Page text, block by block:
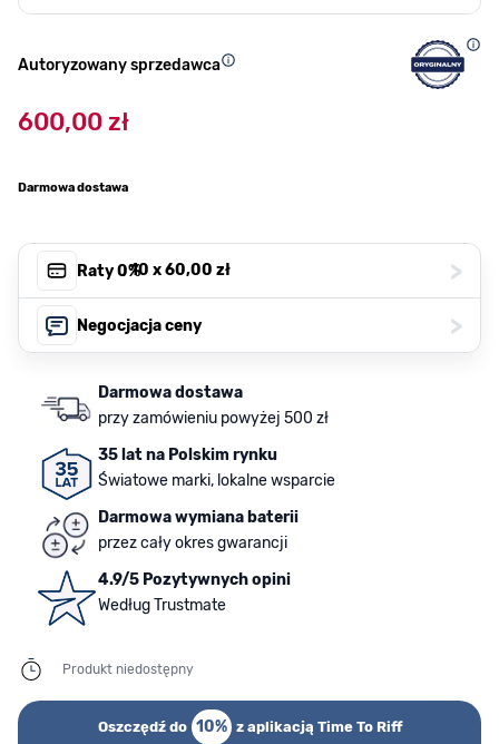
Autoryzowany sprzedawca
600,00 zł
Darmowa dostawa
Raty 0%, 10 x60,00 zł >
Negocjacja ceny >
Darmowa dostawa
przy zamówieniu powyżej 500 zł
35 lat na Polskim rynku
Światowe marki, lokalne wsparcie
Darmowa wymiana baterii
przez cały okres gwarancji
4.9/5 Pozytywnych opini
Według Trustmate
Produkt niedostępny
Oszczędź do 10% z aplikacją Time To Riff